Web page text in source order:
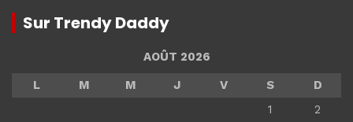
Sur Trendy Daddy
AOÛT 2026
L
M M J V S
D
1
2